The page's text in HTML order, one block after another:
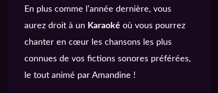
En plus comme l’année dernière, vous
aurez droit à un Karaoké où vous pourrez
chanter en cœur les chansons les plus
connues de vos fictions sonores préférées,
le tout animé par Amandine !